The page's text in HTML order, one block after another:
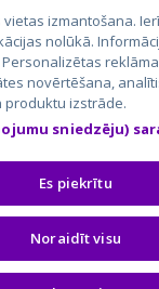
CVbankas.lt
Kainos.lt
auto24.ee
Osta.ee
aizsargātas.
izmantošana.
nolūkā.
novērtēšana,
produktu izstrāde.
sniedzēju)
Es piekrītu
Noraidīt visu